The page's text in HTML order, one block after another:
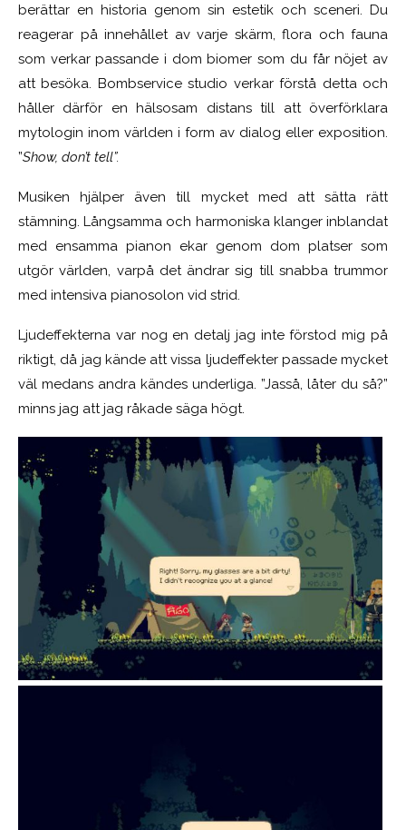
berättar en historia genom sin estetik och sceneri. Du
reagerar på innehållet av varje skärm, flora och fauna
som verkar passande i dom biomer som du får nöjet av
att besöka. Bombservice studio verkar förstå detta och
håller därför en hälsosam distans till att överförklara
mytologin inom världen i form av dialog eller exposition.
”Show, don’t tell”.
Musiken hjälper även till mycket med att sätta rätt
stämning. Långsamma och harmoniska klanger inblandat
med ensamma pianon ekar genom dom platser som
utgör världen, varpå det ändrar sig till snabba trummor
med intensiva pianosolon vid strid.
Ljudeffekterna var nog en detalj jag inte förstod mig på
riktigt, då jag kände att vissa ljudeffekter passade mycket
väl medans andra kändes underliga. ”Jasså, låter du så?”
minns jag att jag råkade säga högt.